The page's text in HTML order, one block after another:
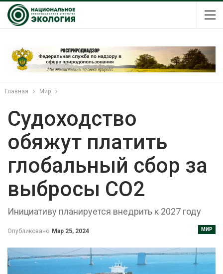
Главная Мир
Судоходство
обяжут платить
глобальный сбор за
выбросы СО2
Инициативу планируется внедрить к 2027 году
МИР
Опубликовано Мар 25, 2024